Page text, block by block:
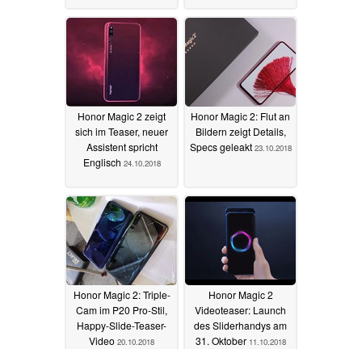
Honor Magic 2 zeigt
sich im Teaser, neuer
Assistent spricht
Englisch 24.10.2018
Honor Magic 2: Flut an
Bildern zeigt Details,
Specs geleakt 23.10.2018
Honor Magic 2: Triple-
Cam im P20 Pro-Stil,
Happy-Slide-Teaser-
Video 20.10.2018
Honor Magic 2
Videoteaser: Launch
des Sliderhandys am
31. Oktober 11.10.2018